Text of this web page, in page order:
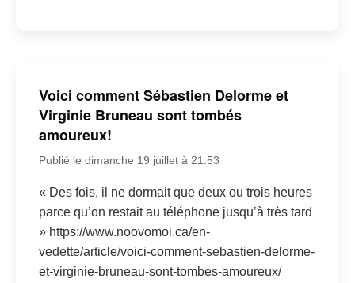
Voici comment Sébastien Delorme et
Virginie Bruneau sont tombés
amoureux!
Publié le dimanche 19 juillet à 21:53
« Des fois, il ne dormait que deux ou trois heures
parce qu’on restait au téléphone jusqu’à très tard
» https://www.noovomoi.ca/en-
vedette/article/voici-comment-sebastien-delorme-
et-virginie-bruneau-sont-tombes-amoureux/